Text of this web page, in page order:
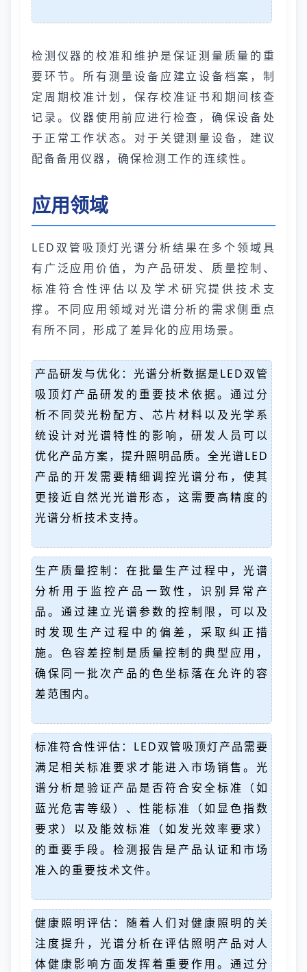
检测仪器的校准和维护是保证测量质量的重
要环节。所有测量设备应建立设备档案，制
定周期校准计划，保存校准证书和期间核查
记录。仪器使用前应进行检查，确保设备处
于正常工作状态。对于关键测量设备，建议
配备备用仪器，确保检测工作的连续性。
应用领域
LED双管吸顶灯光谱分析结果在多个领域具
有广泛应用价值，为产品研发、质量控制、
标准符合性评估以及学术研究提供技术支
撑。不同应用领域对光谱分析的需求侧重点
有所不同，形成了差异化的应用场景。
产品研发与优化：光谱分析数据是LED双管
吸顶灯产品研发的重要技术依据。通过分
析不同荧光粉配方、芯片材料以及光学系
统设计对光谱特性的影响，研发人员可以
优化产品方案，提升照明品质。全光谱LED
产品的开发需要精细调控光谱分布，使其
更接近自然光光谱形态，这需要高精度的
光谱分析技术支持。
生产质量控制：在批量生产过程中，光谱
分析用于监控产品一致性，识别异常产
品。通过建立光谱参数的控制限，可以及
时发现生产过程中的偏差，采取纠正措
施。色容差控制是质量控制的典型应用，
确保同一批次产品的色坐标落在允许的容
差范围内。
标准符合性评估：LED双管吸顶灯产品需要
满足相关标准要求才能进入市场销售。光
谱分析是验证产品是否符合安全标准（如
蓝光危害等级）、性能标准（如显色指数
要求）以及能效标准（如发光效率要求）
的重要手段。检测报告是产品认证和市场
准入的重要技术文件。
健康照明评估：随着人们对健康照明的关
注度提升，光谱分析在评估照明产品对人
体健康影响方面发挥着重要作用。通过分